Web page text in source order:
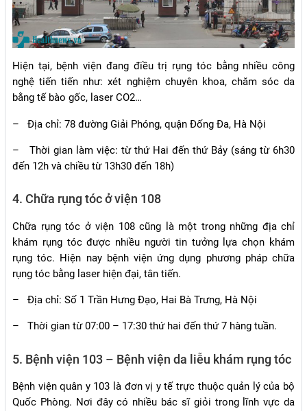
Hiện tại, bệnh viện đang điều trị rụng tóc bằng nhiều công
nghệ tiến tiến như: xét nghiệm chuyên khoa, chăm sóc da
bằng tế bào gốc, laser CO2…
– Địa chỉ: 78 đường Giải Phóng, quận Đống Đa, Hà Nội
–
Thời gian làm việc: từ thứ Hai đến thứ Bảy (sáng từ 6h30
đến 12h và chiều từ 13h30 đến 18h)
4. Chữa rụng tóc ở viện 108
Chữa rụng tóc ở viện 108 cũng là một trong những địa chỉ
khám rụng tóc được nhiều người tin tưởng lựa chọn khám
rụng tóc. Hiện nay bệnh viện ứng dụng phương pháp chữa
rụng tóc bằng laser hiện đại, tân tiến.
– Địa chỉ: Số 1 Trần Hưng Đạo, Hai Bà Trưng, Hà Nội
– Thời gian từ 07:00 – 17:30 thứ hai đến thứ 7 hàng tuần.
5. Bệnh viện 103 – Bệnh viện da liễu khám rụng tóc
Bệnh viện quân y 103 là đơn vị y tế trực thuộc quản lý của bộ
Quốc Phòng. Nơi đây có nhiều bác sĩ giỏi trong lĩnh vực da